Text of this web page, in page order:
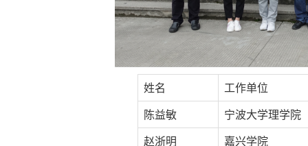
姓名
工作单位
陈益敏
宁波大学理学院
赵浙明
嘉兴学院